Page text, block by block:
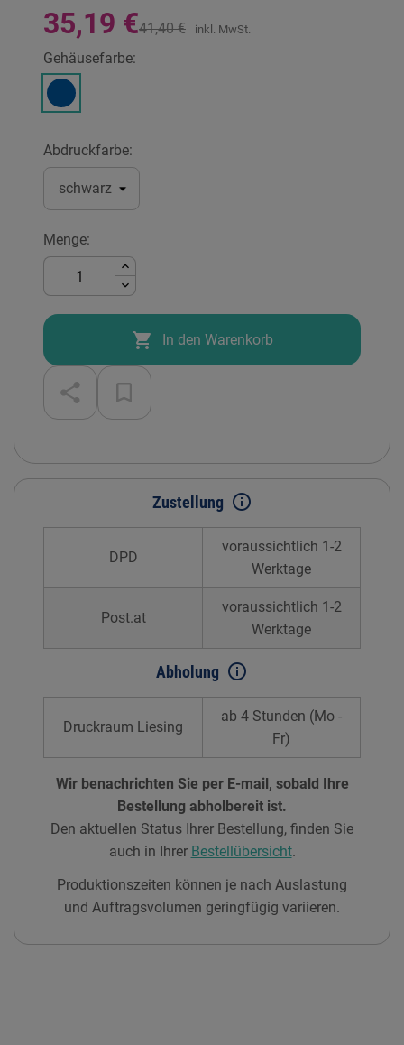
35,19 €41,40 € inkl. MwSt.
Gehäusefarbe:
Himmelblau
Abdruckfarbe:
Menge:
 In den Warenkorb
Zustellung info_outline
DPD
voraussichtlich 1-2
Werktage
Post.at
voraussichtlich 1-2
Werktage
Abholung info_outline
Druckraum Liesing
ab 4 Stunden (Mo -
Fr)
Wir benachrichten Sie per E-mail, sobald Ihre
Bestellung abholbereit ist.
Den aktuellen Status Ihrer Bestellung, finden Sie
auch in Ihrer Bestellübersicht.
Produktionszeiten können je nach Auslastung
und Auftragsvolumen geringfügig variieren.